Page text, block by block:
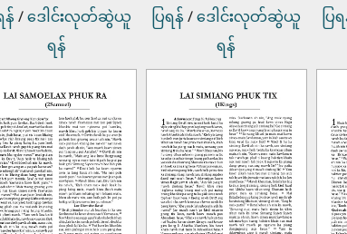
န် /ဒေါင်းလုတ်ဆွဲယူ
ရန်
ပြရန် /ဒေါင်းလုတ်ဆွဲယူ
ရန်
ပြ